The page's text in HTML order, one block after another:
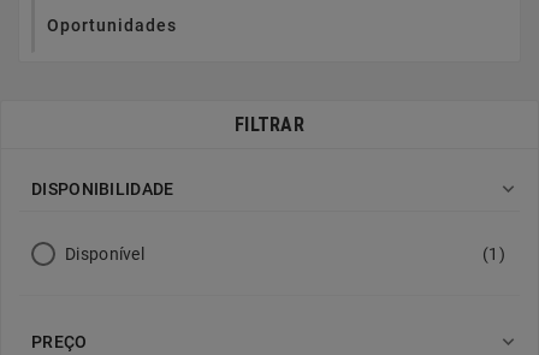
Oportunidades
FILTRAR
DISPONIBILIDADE 
Disponível (1)
PREÇO 